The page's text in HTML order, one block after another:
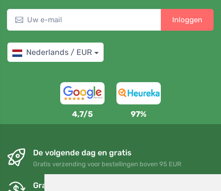
Inloggen
Nederlands / EUR
4,7/5 97%
De volgende dag en gratis
Gratis verzending voor bestellingen boven 95 EUR
Gratis ruilen en retourneren